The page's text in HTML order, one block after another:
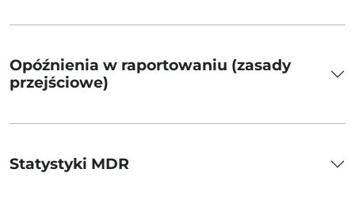
Opóźnienia w raportowaniu (zasady
przejściowe)
Statystyki MDR